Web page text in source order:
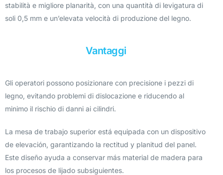
stabilità e migliore planarità, con una quantità di levigatura di
soli 0,5 mm e un’elevata velocità di produzione del legno.
Vantaggi
Gli operatori possono posizionare con precisione i pezzi di
legno, evitando problemi di dislocazione e riducendo al
minimo il rischio di danni ai cilindri.
La mesa de trabajo superior está equipada con un dispositivo
de elevación, garantizando la rectitud y planitud del panel.
Este diseño ayuda a conservar más material de madera para
los procesos de lijado subsiguientes.